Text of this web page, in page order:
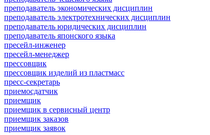
преподаватель экономических дисциплин
преподаватель электротехнических дисциплин
преподаватель юридических дисциплин
преподаватель японского языка
пресейл-инженер
пресейл-менеджер
прессовщик
прессовщик изделий из пластмасс
пресс-секретарь
приемосдатчик
приемщик
приемщик в сервисный центр
приемщик заказов
приемщик заявок